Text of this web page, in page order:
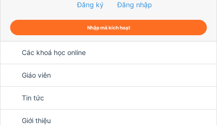
Đăng ký Đăng nhập
Nhập mã kích hoạt
Các khoá học online
Giáo viên
Tin tức
Giới thiệu